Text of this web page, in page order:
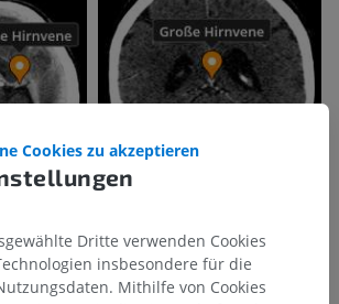
Cookies zu akzeptieren
Dritte verwenden Cookies
insbesondere für die
Mithilfe von Cookies